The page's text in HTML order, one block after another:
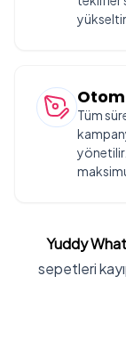
Tüm
Yuddy
sepetleri